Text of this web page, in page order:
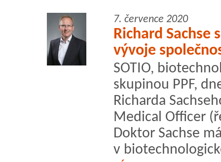
7. července 2020
Richard Sachse
vývoje
SOTIO,
skupinou PPF,
Richarda
Medical Officer
Doktor Sachse
v